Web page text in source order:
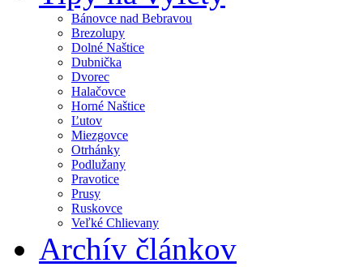
Bánovce nad Bebravou
Brezolupy
Dolné Naštice
Dubnička
Dvorec
Halačovce
Horné Naštice
Ľutov
Miezgovce
Otrhánky
Podlužany
Pravotice
Prusy
Ruskovce
Veľké Chlievany
Archív článkov